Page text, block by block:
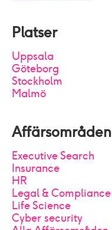
Platser
Uppsala
Göteborg
Stockholm
Malmö
Affärsområden
Executive Search
Insurance
HR
Legal & Compliance
Life Science
Cyber security